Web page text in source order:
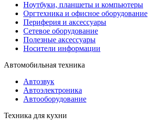
Ноутбуки, планшеты и компьютеры
Оргтехника и офисное оборудование
Периферия и аксессуары
Cетевое оборудование
Полезные аксессуары
Носители информации
Автомобильная техника
Автозвук
Автоэлектроника
Автооборудование
Техника для кухни